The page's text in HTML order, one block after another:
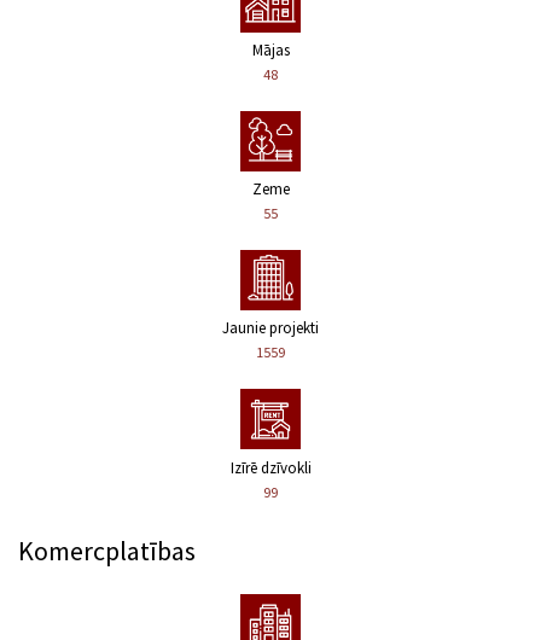
Mājas
48
Zeme
55
Jaunie projekti
1559
Izīrē dzīvokli
99
Komercplatības